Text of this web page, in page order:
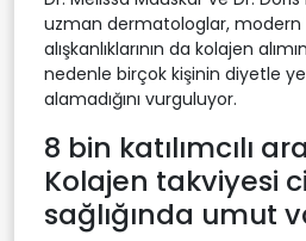
uzman dermatologlar, modern
alışkanlıklarının da kolajen
nedenle birçok kişinin diyetle
alamadığını vurguluyor.
8 bin katılımcılı
Kolajen takviyesi
sağlığında umut